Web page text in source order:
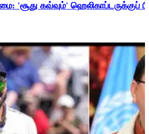
'சூது கவ்வும்' ஹெலிகாப்டருக்குப்